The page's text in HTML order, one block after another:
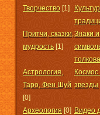
Творчество [1]
Притчи, сказки,
мудрость [1]
Знаки и
Астрология,
Таро, Фен Шуй
[0]
Космос
звезды
Археология [0] Видео